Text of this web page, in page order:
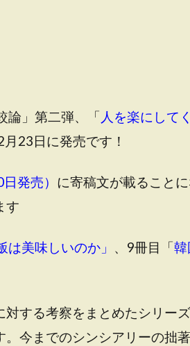
論」第二弾、「 人を楽にして
月23日に発売です！
発売） に寄稿文が載ること
す
は美味しいのか」 、9冊目「
対する考察をまとめたシリー
今までのシンシアリーの拙著